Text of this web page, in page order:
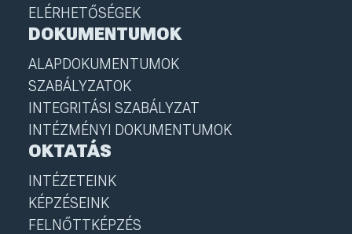
ELÉRHETŐSÉGEK
DOKUMENTUMOK
ALAPDOKUMENTUMOK
SZABÁLYZATOK
INTEGRITÁSI SZABÁLYZAT
INTÉZMÉNYI DOKUMENTUMOK
OKTATÁS
INTÉZETEINK
KÉPZÉSEINK
FELNŐTTKÉPZÉS